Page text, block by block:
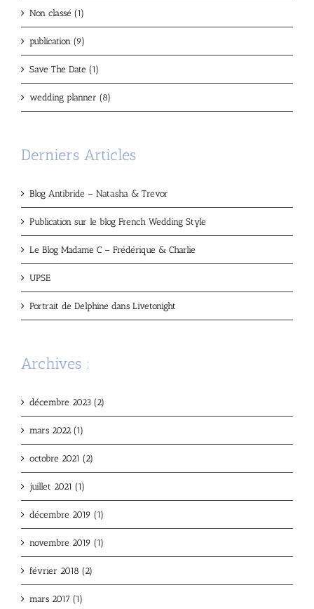
Non classé (1)
publication (9)
Save The Date (1)
wedding planner (8)
Derniers Articles
Blog Antibride – Natasha & Trevor
Publication sur le blog French Wedding Style
Le Blog Madame C – Frédérique & Charlie
UPSE
Portrait de Delphine dans Livetonight
Archives :
décembre 2023 (2)
mars 2022 (1)
octobre 2021 (2)
juillet 2021 (1)
décembre 2019 (1)
novembre 2019 (1)
février 2018 (2)
mars 2017 (1)